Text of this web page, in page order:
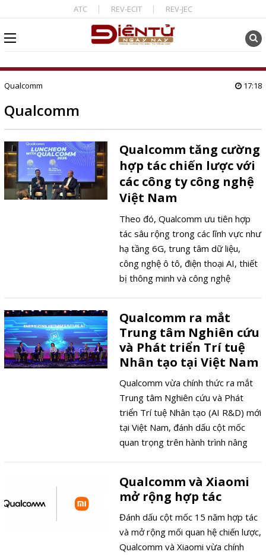
ATC REV-ECIT REV-JEC
Qualcomm 17:18
Qualcomm
Qualcomm tăng cường
hợp tác chiến lược với
các công ty công nghệ
Việt Nam
Theo đó, Qualcomm ưu tiên hợp
tác sâu rộng trong các lĩnh vực như
hạ tầng 6G, trung tâm dữ liệu,
công nghệ ô tô, điện thoại AI, thiết
bị thông minh và công nghệ
Qualcomm ra mắt
Trung tâm Nghiên cứu
và Phát triển Trí tuệ
Nhân tạo tại Việt Nam
Qualcomm vừa chính thức ra mắt
Trung tâm Nghiên cứu và Phát
triển Trí tuệ Nhân tạo (AI R&D) mới
tại Việt Nam, đánh dấu cột mốc
quan trọng trên hành trình nâng
Qualcomm và Xiaomi
mở rộng hợp tác
Đánh dấu cột mốc 15 năm hợp tác
và mở rộng mối quan hệ chiến lược,
Qualcomm và Xiaomi vừa chính